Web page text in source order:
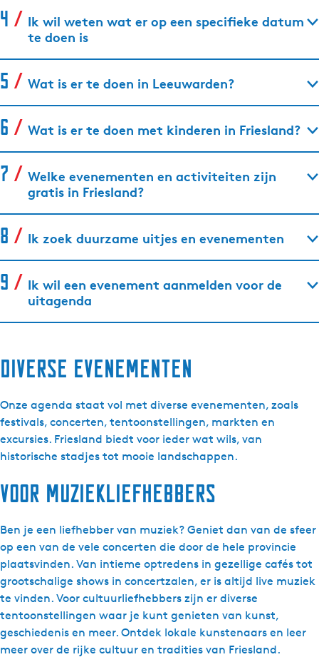
Ik wil weten wat er op een specifieke datum
te doen is
Wat is er te doen in Leeuwarden?
Wat is er te doen met kinderen in Friesland?
Welke evenementen en activiteiten zijn
gratis in Friesland?
Ik zoek duurzame uitjes en evenementen
Ik wil een evenement aanmelden voor de
uitagenda
Diverse evenementen
Onze agenda staat vol met diverse evenementen, zoals
festivals, concerten, tentoonstellingen, markten en
excursies. Friesland biedt voor ieder wat wils, van
historische stadjes tot mooie landschappen.
Voor muziekliefhebbers
Ben je een liefhebber van muziek? Geniet dan van de sfeer
op een van de vele concerten die door de hele provincie
plaatsvinden. Van intieme optredens in gezellige cafés tot
grootschalige shows in concertzalen, er is altijd live muziek
te vinden. Voor cultuurliefhebbers zijn er diverse
tentoonstellingen waar je kunt genieten van kunst,
geschiedenis en meer. Ontdek lokale kunstenaars en leer
meer over de rijke cultuur en tradities van Friesland.